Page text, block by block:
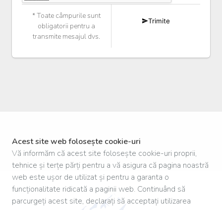
* Toate câmpurile sunt
obligatorii pentru a
transmite mesajul dvs.
Trimite
Acest site web folosește cookie-uri
Vă informăm că acest site folosește cookie-uri proprii,
tehnice și terțe părți pentru a vă asigura că pagina noastră
web este ușor de utilizat și pentru a garanta o
funcționalitate ridicată a paginii web. Continuând să
parcurgeți acest site, declarați să acceptați utilizarea